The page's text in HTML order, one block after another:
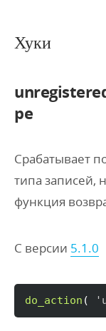
Хуки
pe
Срабатывает
типа записей,
функция
С версии 5.1.0
do_action (